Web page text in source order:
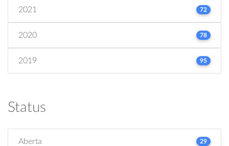
2021 72
2020 78
2019 95
Status
Aberta 29